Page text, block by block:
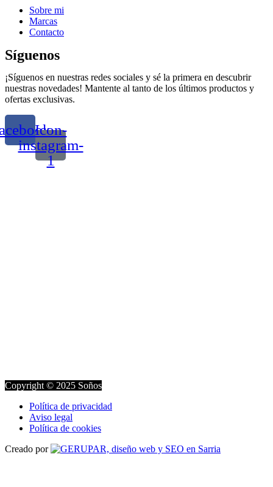
Sobre mi
Marcas
Contacto
Síguenos
¡Síguenos en nuestras redes sociales y sé la primera en descubrir
nuestras novedades! Mantente al tanto de los últimos productos y
ofertas exclusivas.
Icon-
instagram-
1
Copyright © 2025 Soños
Política de privacidad
Aviso legal
Política de cookies
Creado por